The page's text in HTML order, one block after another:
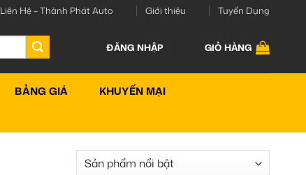
Liên Hệ – Thành Phát Auto Giới thiệu Tuyển Dụng
ĐĂNG NHẬP GIỎ HÀNG
BẢNG GIÁ KHUYẾN MẠI